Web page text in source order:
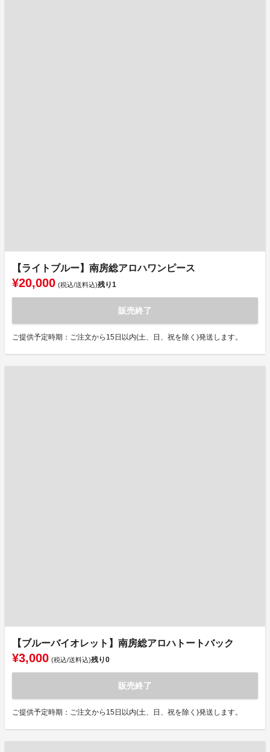
【ライトブルー】南房総アロハワンピース
¥20,000 (税込/送料込)残り1
販売終了
ご提供予定時期：ご注文から15日以内(土、日、祝を除く)発送します。
【ブルーバイオレット】南房総アロハトートバック
¥3,000 (税込/送料込)残り0
販売終了
ご提供予定時期：ご注文から15日以内(土、日、祝を除く)発送します。